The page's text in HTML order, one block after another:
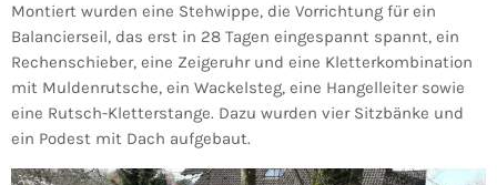
Montiert wurden eine Stehwippe, die Vorrichtung für ein
Balancierseil, das erst in 28 Tagen eingespannt spannt, ein
Rechenschieber, eine Zeigeruhr und eine Kletterkombination
mit Muldenrutsche, ein Wackelsteg, eine Hangelleiter sowie
eine Rutsch-Kletterstange. Dazu wurden vier Sitzbänke und
ein Podest mit Dach aufgebaut.